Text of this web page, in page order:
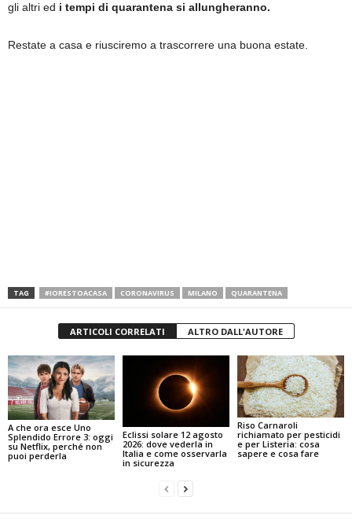
gli altri ed i tempi di quarantena si allungheranno.
Restate a casa e riusciremo a trascorrere una buona estate.
TAG #IORESTOACASA CORONAVIRUS MILANO QUARANTENA
ARTICOLI CORRELATI ALTRO DALL'AUTORE
A che ora esce Uno
Splendido Errore 3: oggi
su Netflix, perché non
puoi perderla
Eclissi solare 12 agosto
2026: dove vederla in
Italia e come osservarla
in sicurezza
Riso Carnaroli
richiamato per pesticidi
e per Listeria: cosa
sapere e cosa fare